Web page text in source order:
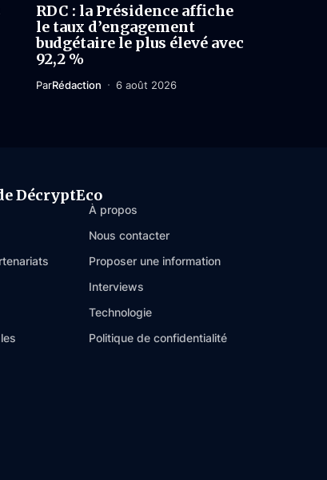
RDC : la Présidence affiche
le taux d’engagement
budgétaire le plus élevé avec
92,2 %
ParRédaction 6 août 2026
DécryptEco
À propos
Nous contacter
Proposer une information
Interviews
Technologie
Politique de confidentialité